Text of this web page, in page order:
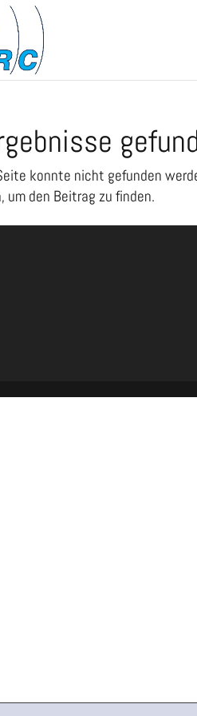
konnte nicht gefunden
um den Beitrag zu finden.